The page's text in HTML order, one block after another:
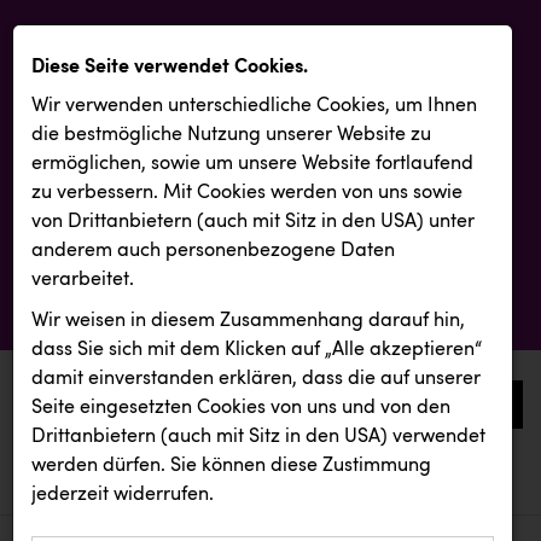
0
aktuelle aussendungen
aktuelle aussendungen
Diese Seite verwendet Cookies.
Wir verwenden unterschiedliche Cookies, um Ihnen
die best­mögliche Nutzung unserer Website zu
ermöglichen, sowie um unsere Website fortlaufend
zu verbessern. Mit Cookies werden von uns sowie
von Drittanbietern (auch mit Sitz in den USA) unter
anderem auch personenbezogene Daten
verarbeitet.
Wir weisen in diesem Zusammenhang darauf hin,
dass Sie sich mit dem Klicken auf „Alle akzeptieren“
damit ein­ver­standen erklären, dass die auf unserer
Seite eingesetzten Cookies von uns und von den
Drittanbietern (auch mit Sitz in den USA) verwendet
werden dürfen. Sie können diese Zustimmung
jederzeit widerrufen.